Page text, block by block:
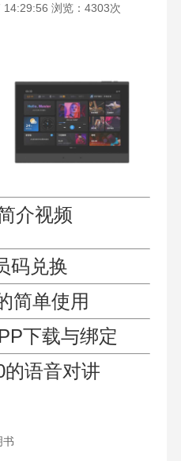
浏览：4303次
介视频
码兑换
简单使用
下载与绑定
的语音对讲
书